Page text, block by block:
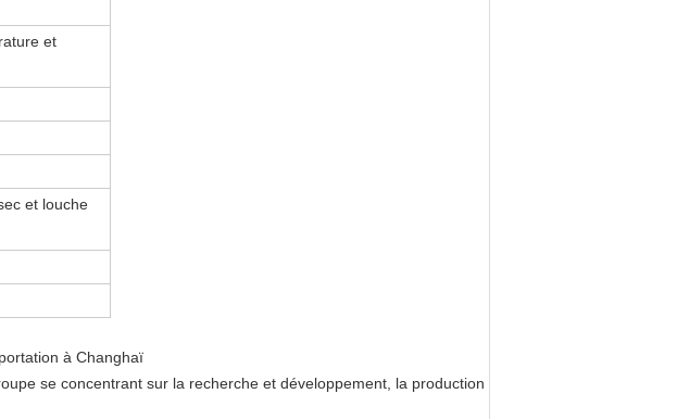
et
et louche
à Changhaï
se concentrant sur la recherche et développement, la production